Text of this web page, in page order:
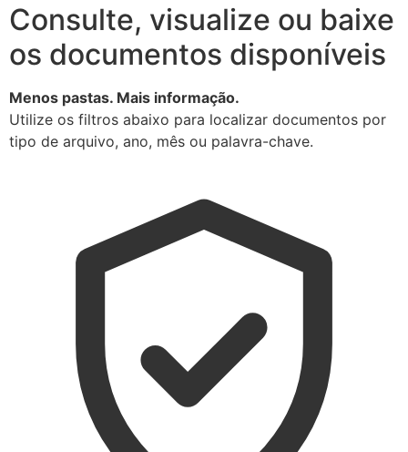
Consulte, visualize ou baixe
os documentos disponíveis
Menos pastas. Mais informação.
Utilize os filtros abaixo para localizar documentos por
tipo de arquivo, ano, mês ou palavra-chave.